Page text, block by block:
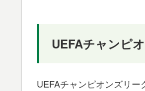
UEFAチャンピ
UEFAチャンピオンズリー